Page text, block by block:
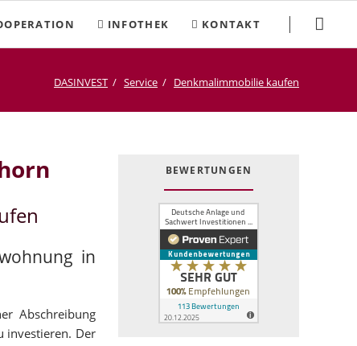
überspringen
INFOTHEK KONTAKT
DASINVEST Service Denkmalimmobilie kaufen
in
Abschreibung
investieren. Der
BEWERTUNGEN